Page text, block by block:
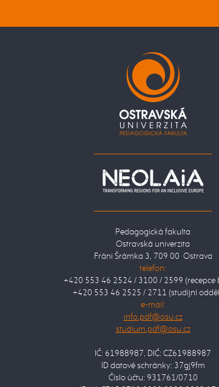
Pedagogická fakulta
Ostravská univerzita
Fráni Šrámka 3, 709 00 Ostrava
telefon:
+420 553 46 2524 / 3100 / 2599 (recepce
+420 553 46 2525 / 2711 (studijní
e-mail:
IČ: 61988987, DIČ: CZ61988987
ID datové schránky: 37gj9fm
Číslo účtu: 931761/0710